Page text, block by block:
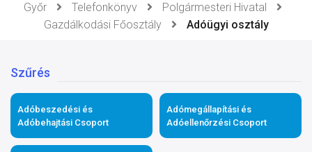
Győr Telefonkönyv
Polgármesteri Hivatal
Gazdálkodási Főosztály
Adóügyi osztály
Szűrés
Adóbeszedési és
Adóbehajtási Csoport
Adómegállapítási és
Adóellenőrzési Csoport